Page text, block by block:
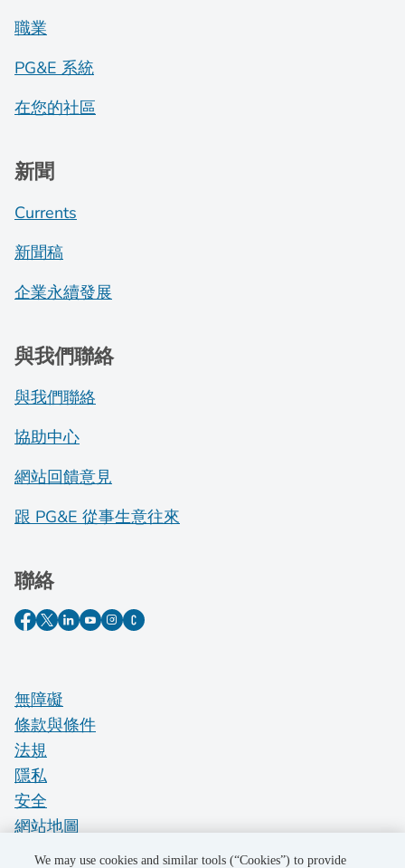
職業
PG&E 系統
在您的社區
新聞
Currents
新聞稿
企業永續發展
與我們聯絡
與我們聯絡
協助中心
網站回饋意見
跟 PG&E 從事生意往來
聯絡
無障礙
條款與條件
法規
隱私
安全
網站地圖
Do Not Sell My Personal Information
We may use cookies and similar tools (“Cookies”) to provide